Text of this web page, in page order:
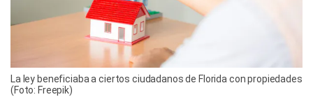
La ley beneficiaba a ciertos ciudadanos de Florida con propiedades
(Foto: Freepik)